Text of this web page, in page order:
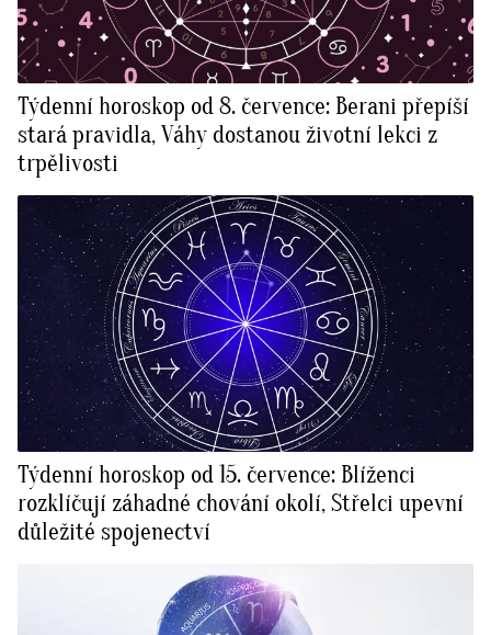
Týdenní horoskop od 8. července: Berani přepíší
stará pravidla, Váhy dostanou životní lekci z
trpělivosti
Týdenní horoskop od 15. července: Blíženci
rozklíčují záhadné chování okolí, Střelci upevní
důležité spojenectví